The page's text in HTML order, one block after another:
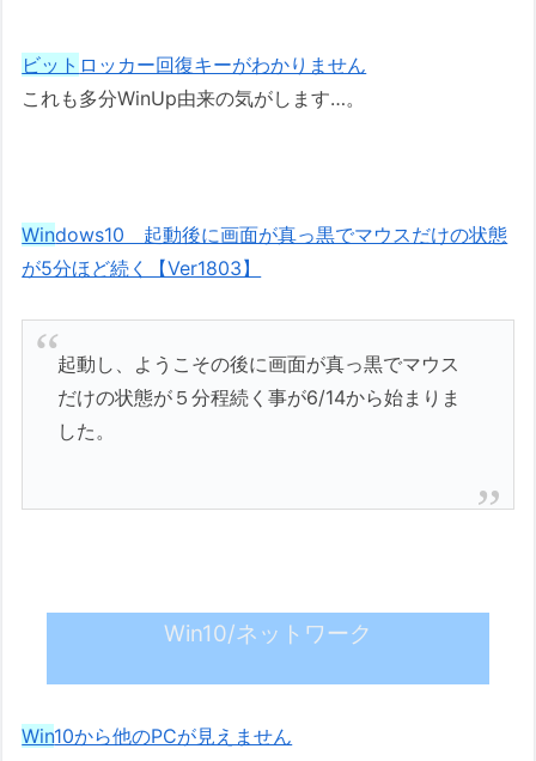
ビット ロッカー回復キーがわかりません
これも多分WinUp由来の気がします…。
Windows10 起動後に画面が真っ黒でマウスだけの状態
が5分ほど続く【Ver1803】
起動し、ようこその後に画面が真っ黒でマウス
だけの状態が５分程続く事が6/14から始まりま
した。
Win10/ネットワーク
Win10から他のPCが見えません